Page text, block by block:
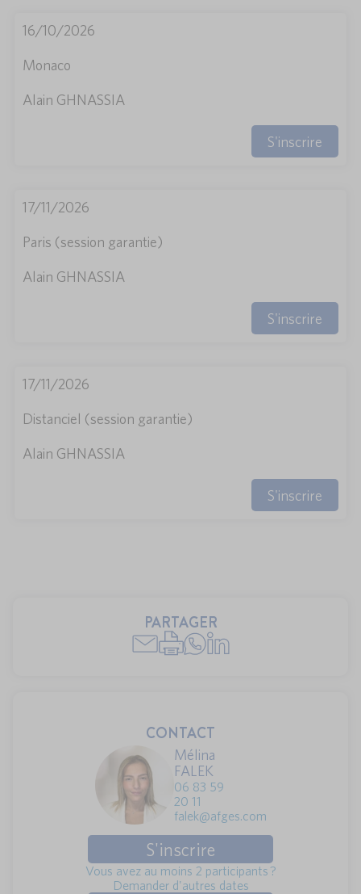
16/10/2026
Monaco
Alain GHNASSIA
S'inscrire
17/11/2026
Paris (session garantie)
Alain GHNASSIA
S'inscrire
17/11/2026
Distanciel (session garantie)
Alain GHNASSIA
S'inscrire
PARTAGER
CONTACT
Mélina
FALEK
06 83 59
20 11
falek@afges.com
S'inscrire
Vous avez au moins 2 participants ?
Demander d'autres dates